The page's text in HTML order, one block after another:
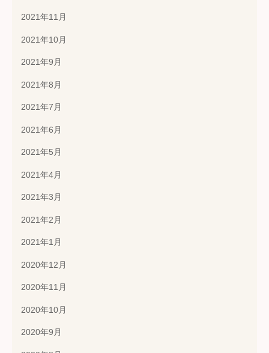
2021年11月
2021年10月
2021年9月
2021年8月
2021年7月
2021年6月
2021年5月
2021年4月
2021年3月
2021年2月
2021年1月
2020年12月
2020年11月
2020年10月
2020年9月